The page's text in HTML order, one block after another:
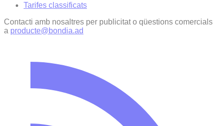
Tarifes classificats
Contacti amb nosaltres per publicitat o qüestions comercials
a producte@bondia.ad